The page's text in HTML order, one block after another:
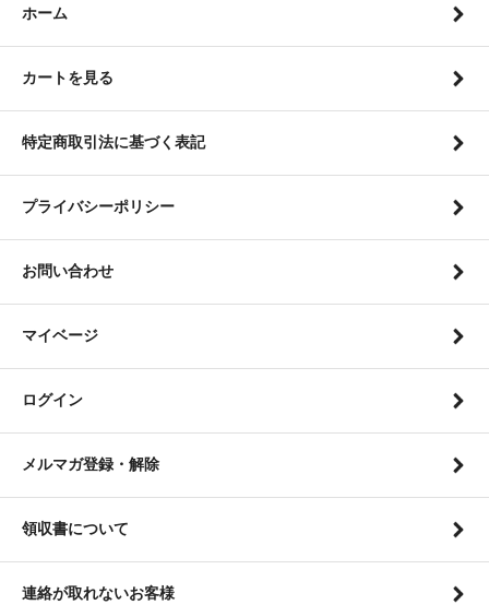
ホーム
カートを見る
特定商取引法に基づく表記
プライバシーポリシー
お問い合わせ
マイベージ
ログイン
メルマガ登録・解除
領収書について
連絡が取れないお客様